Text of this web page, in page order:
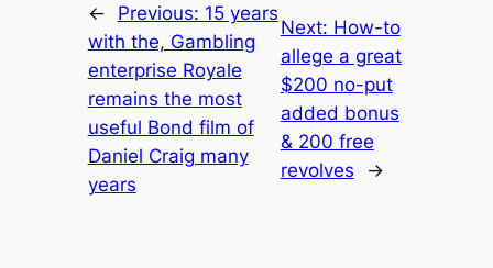
← Previous: 15 years
with the, Gambling
enterprise Royale
remains the most
useful Bond film of
Daniel Craig many
years
Next: How-to
allege a great
$200 no-put
added bonus
& 200 free
revolves
→